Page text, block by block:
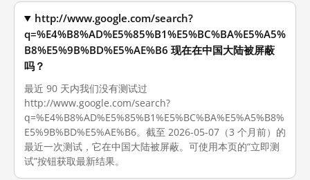
http://www.google.com/search?
q=%E4%B8%AD%E5%85%B1%E5%BC%BA%E5%A5%
B8%E5%9B%BD%E5%AE%B6 现在在中国大陆被屏蔽
吗？
最近 90 天内我们没有测试过
http://www.google.com/search?
q=%E4%B8%AD%E5%85%B1%E5%BC%BA%E5%A5%B8%
E5%9B%BD%E5%AE%B6。截至 2026-05-07（3 个月前）的
最近一次测试，它在中国大陆被屏蔽。可使用本页的“立即测
试”按钮获取最新结果。